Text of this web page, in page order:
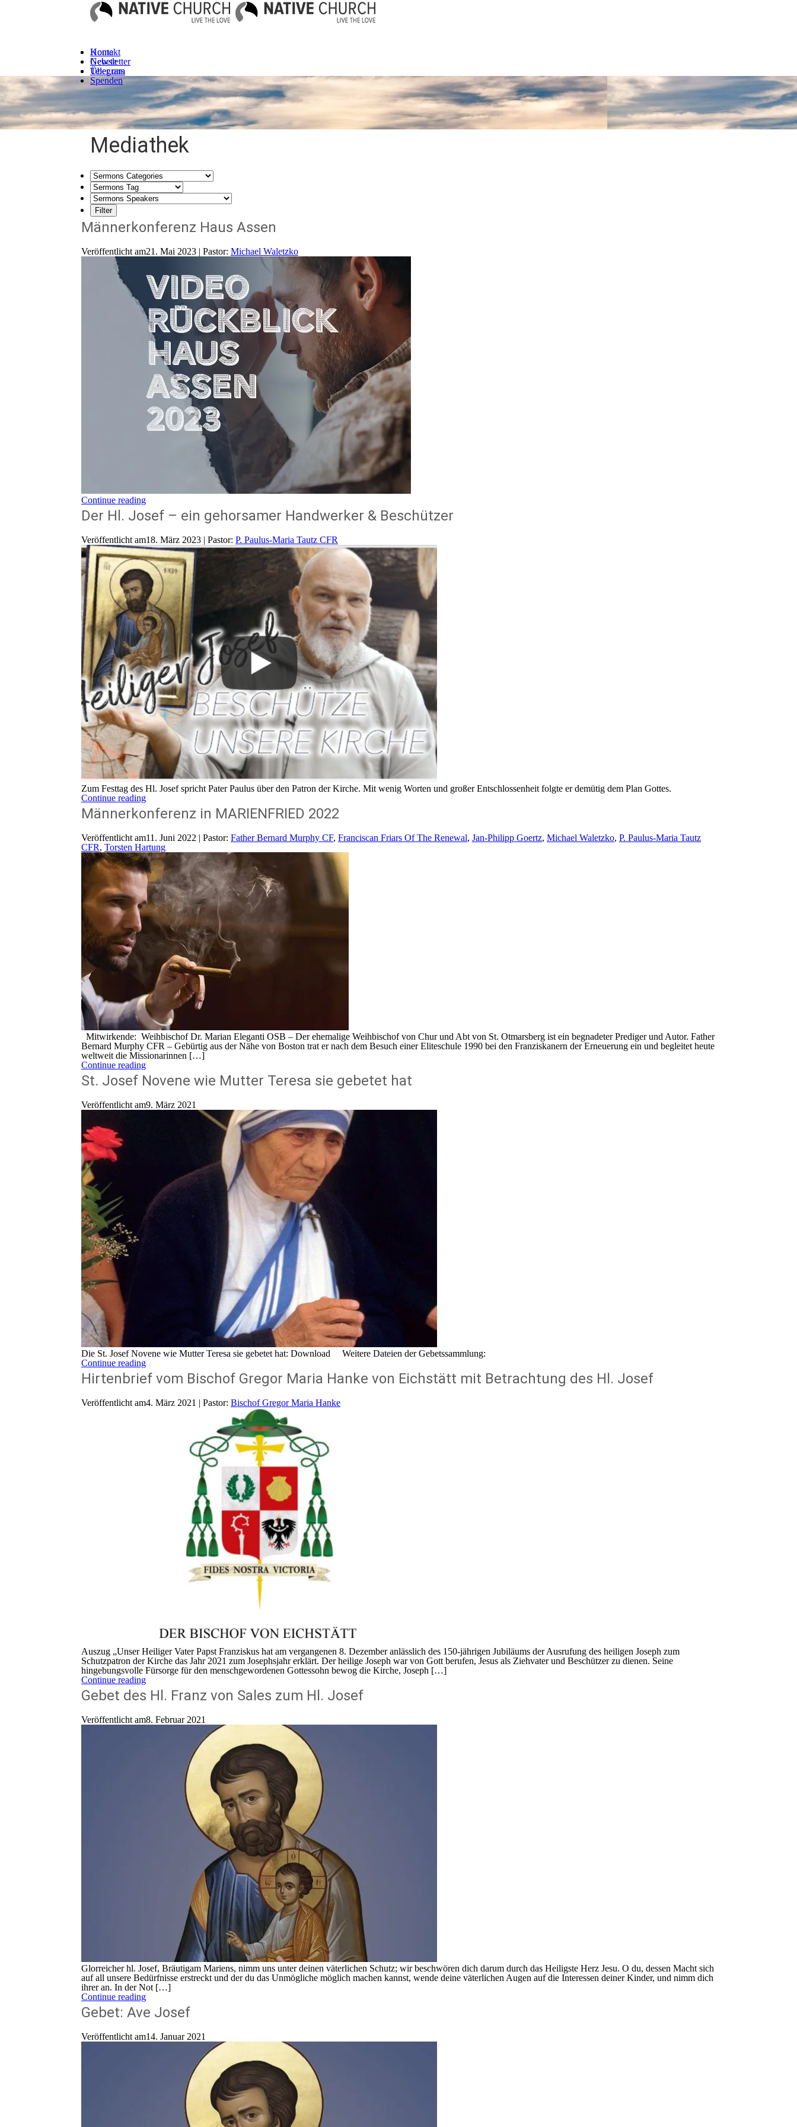
Kontakt
Newsletter
Telegram
Spenden
Home
Gebete
Über uns
Mediathek
Männerkonferenz Haus Assen
Veröffentlicht am21. Mai 2023 | Pastor: Michael Waletzko
Continue reading
Der Hl. Josef – ein gehorsamer Handwerker & Beschützer
Veröffentlicht am18. März 2023 | Pastor: P. Paulus-Maria Tautz CFR
Zum Festtag des Hl. Josef spricht Pater Paulus über den Patron der Kirche. Mit wenig Worten und großer Entschlossenheit folgte er demütig dem Plan Gottes.
Continue reading
Männerkonferenz in MARIENFRIED 2022
Veröffentlicht am11. Juni 2022 | Pastor: Father Bernard Murphy CF, Franciscan Friars Of The Renewal, Jan-Philipp Goertz, Michael Waletzko, P. Paulus-Maria Tautz
CFR, Torsten Hartung
Mitwirkende: Weihbischof Dr. Marian Eleganti OSB – Der ehemalige Weihbischof von Chur und Abt von St. Otmarsberg ist ein begnadeter Prediger und Autor. Father
Bernard Murphy CFR – Gebürtig aus der Nähe von Boston trat er nach dem Besuch einer Eliteschule 1990 bei den Franziskanern der Erneuerung ein und begleitet heute
weltweit die Missionarinnen […]
Continue reading
St. Josef Novene wie Mutter Teresa sie gebetet hat
Veröffentlicht am9. März 2021
Die St. Josef Novene wie Mutter Teresa sie gebetet hat: Download Weitere Dateien der Gebetssammlung:
Continue reading
Hirtenbrief vom Bischof Gregor Maria Hanke von Eichstätt mit Betrachtung des Hl. Josef
Veröffentlicht am4. März 2021 | Pastor: Bischof Gregor Maria Hanke
Auszug „Unser Heiliger Vater Papst Franziskus hat am vergangenen 8. Dezember anlässlich des 150-jährigen Jubiläums der Ausrufung des heiligen Joseph zum
Schutzpatron der Kirche das Jahr 2021 zum Josephsjahr erklärt. Der heilige Joseph war von Gott berufen, Jesus als Ziehvater und Beschützer zu dienen. Seine
hingebungsvolle Fürsorge für den menschgewordenen Gottessohn bewog die Kirche, Joseph […]
Continue reading
Gebet des Hl. Franz von Sales zum Hl. Josef
Veröffentlicht am8. Februar 2021
Glorreicher hl. Josef, Bräutigam Mariens, nimm uns unter deinen väterlichen Schutz; wir beschwören dich darum durch das Heiligste Herz Jesu. O du, dessen Macht sich
auf all unsere Bedürfnisse erstreckt und der du das Unmögliche möglich machen kannst, wende deine väterlichen Augen auf die Interessen deiner Kinder, und nimm dich
ihrer an. In der Not […]
Continue reading
Gebet: Ave Josef
Veröffentlicht am14. Januar 2021